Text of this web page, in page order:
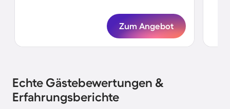
Zum Angebot
Echte Gästebewertungen &
Erfahrungsberichte